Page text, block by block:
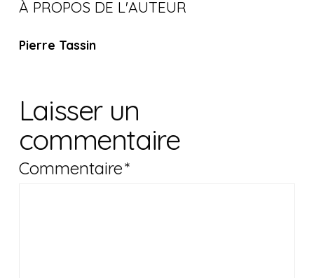
À PROPOS DE L'AUTEUR
Pierre Tassin
Laisser un
commentaire
Commentaire*